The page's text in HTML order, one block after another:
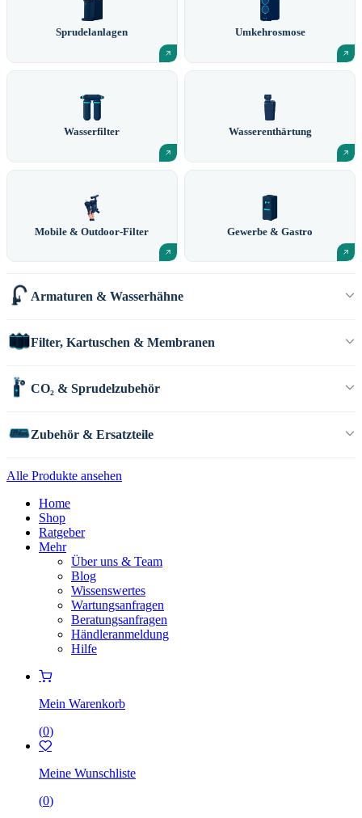
Sprudelanlagen Umkehrosmose
Wasserfilter Wasserenthärtung
Mobile & Outdoor-Filter Gewerbe & Gastro
Armaturen & Wasserhähne
Filter, Kartuschen & Membranen
CO₂ & Sprudelzubehör
Zubehör & Ersatzteile
Alle Produkte ansehen
Home
Shop
Ratgeber
Mehr
Über uns & Team
Blog
Wissenswertes
Wartungsanfragen
Beratungsanfragen
Händleranmeldung
Hilfe
Mein Warenkorb
(0)
Meine Wunschliste
(0)